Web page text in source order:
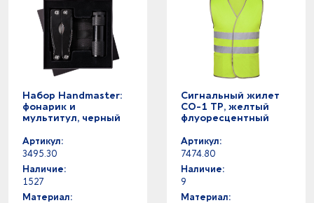
Набор Handmaster:
фонарик и
мультитул, черный
Артикул:
3495.30
Наличие:
1527
Материал:
Сигнальный жилет
СО-1 ТР, желтый
флуоресцентный
Артикул:
7474.80
Наличие:
9
Материал: